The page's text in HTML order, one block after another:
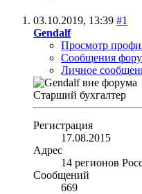
03.10.2019, 13:39 #1
Gendalf
Просмотр
Сообщения
Личное
Старший бухгалтер
Регистрация
17.08.2015
Адрес
14 регионов
Сообщений
669